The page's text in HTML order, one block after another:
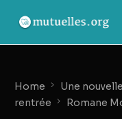
Home
Une
rentrée
Romane